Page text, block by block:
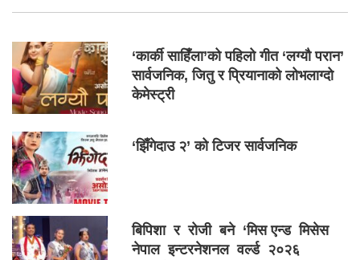
‘कार्की साहिँला’को पहिलो गीत ‘लग्यौ परान’
सार्वजनिक, जितु र प्रियानाको लोभलाग्दो
केमेस्ट्री
‘झिँगेदाउ २’ को टिजर सार्वजनिक
बिपिशा र रोजी बने ‘मिस एन्ड मिसेस
नेपाल इन्टरनेशनल वर्ल्ड २०२६